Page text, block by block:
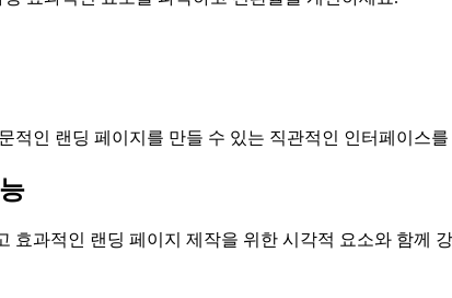
적인 랜딩 페이지를 만들 수 있는 직관적인 인터페이스
효과적인 랜딩 페이지 제작을 위한 시각적 요소와 함께